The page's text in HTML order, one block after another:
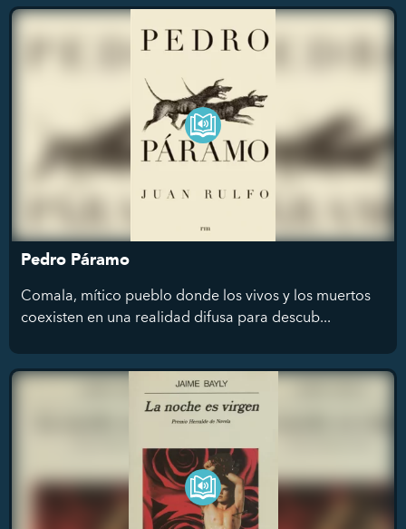
Pedro Páramo
Comala, mítico pueblo donde los vivos y los muertos
coexisten en una realidad difusa para descub...